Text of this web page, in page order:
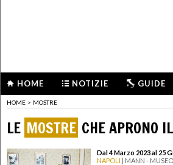
HOME NOTIZIE GUIDE
HOME > MOSTRE
LE MOSTRE CHE APRONO
Dal 4 Marzo 2023 al 25
NAPOLI | MANN -